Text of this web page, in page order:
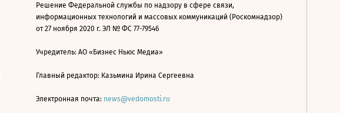
Решение Федеральной службы по надзору в сфере связи,
информационных технологий и массовых коммуникаций (Роскомнадзор)
от 27 ноября 2020 г. ЭЛ № ФС 77-79546
Учредитель: АО «Бизнес Ньюс Медиа»
Главный редактор: Казьмина Ирина Сергеевна
Электронная почта: news@vedomosti.ru